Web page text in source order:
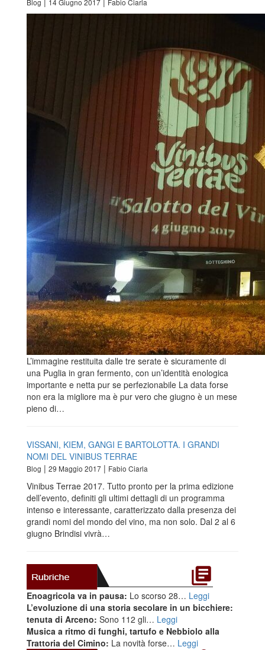
Blog 14 Giugno 2017 Fabio Ciarla
L’immagine restituita dalle tre serate è sicuramente di
una Puglia in gran fermento, con un’identità enologica
importante e netta pur se perfezionabile La data forse
non era la migliore ma è pur vero che giugno è un mese
pieno di…
VISSANI, KIEM, GANGI E BARTOLOTTA. I GRANDI
NOMI DEL VINIBUS TERRAE
Blog | 29 Maggio 2017 | Fabio Ciarla
Vinibus Terrae 2017. Tutto pronto per la prima edizione
dell’evento, definiti gli ultimi dettagli di un programma
intenso e interessante, caratterizzato dalla presenza dei
grandi nomi del mondo del vino, ma non solo. Dal 2 al 6
giugno Brindisi vivrà…
Enoagricola va in pausa: Lo scorso 28… Leggi
L’evoluzione di una storia secolare in un bicchiere:
tenuta di Arceno: Sono 112 gli… Leggi
Musica a ritmo di funghi, tartufo e Nebbiolo alla
Trattoria del Cimino: La novità forse… Leggi